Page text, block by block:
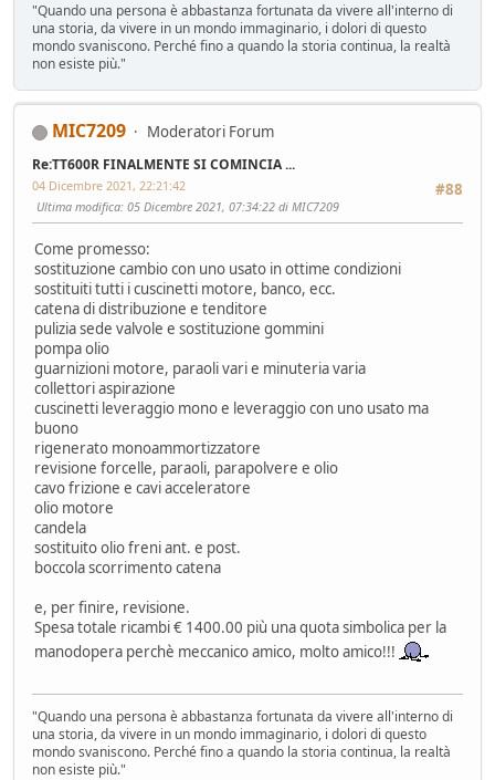
"Quando una persona è abbastanza fortunata da vivere all'interno di
una storia, da vivere in un mondo immaginario, i dolori di questo
mondo svaniscono. Perché fino a quando la storia continua, la realtà
non esiste più."
MIC7209 Moderatori Forum
Re:TT600R FINALMENTE SI COMINCIA ...
#88
04 Dicembre 2021, 22:21:42
Ultima modifica: 05 Dicembre 2021, 07:34:22 di MIC7209
Come promesso:
sostituzione cambio con uno usato in ottime condizioni
sostituiti tutti i cuscinetti motore, banco, ecc.
catena di distribuzione e tenditore
pulizia sede valvole e sostituzione gommini
pompa olio
guarnizioni motore, paraoli vari e minuteria varia
collettori aspirazione
cuscinetti leveraggio mono e leveraggio con uno usato ma
buono
rigenerato monoammortizzatore
revisione forcelle, paraoli, parapolvere e olio
cavo frizione e cavi acceleratore
olio motore
candela
sostituito olio freni ant. e post.
boccola scorrimento catena
e, per finire, revisione.
Spesa totale ricambi € 1400.00 più una quota simbolica per la
manodopera perchè meccanico amico, molto amico!!!
"Quando una persona è abbastanza fortunata da vivere all'interno di
una storia, da vivere in un mondo immaginario, i dolori di questo
mondo svaniscono. Perché fino a quando la storia continua, la realtà
non esiste più."